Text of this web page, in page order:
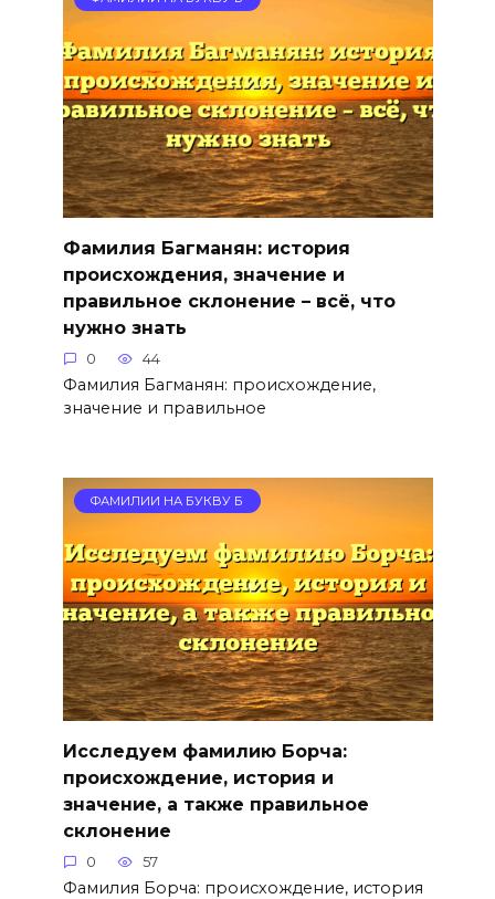
Фамилия Багманян: история
происхождения, значение и
правильное склонение – всё, что
нужно знать
0 44
Фамилия Багманян: происхождение,
значение и правильное
ФАМИЛИИ НА БУКВУ Б
Исследуем фамилию Борча:
происхождение, история и
значение, а также правильное
склонение
0 57
Фамилия Борча: происхождение, история